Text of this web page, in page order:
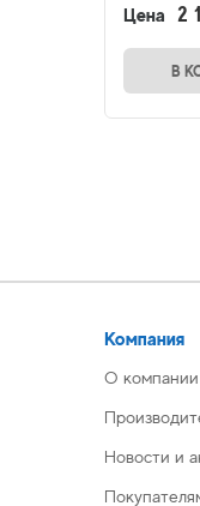
Цена 2
В
Компания
О компании
Новости и